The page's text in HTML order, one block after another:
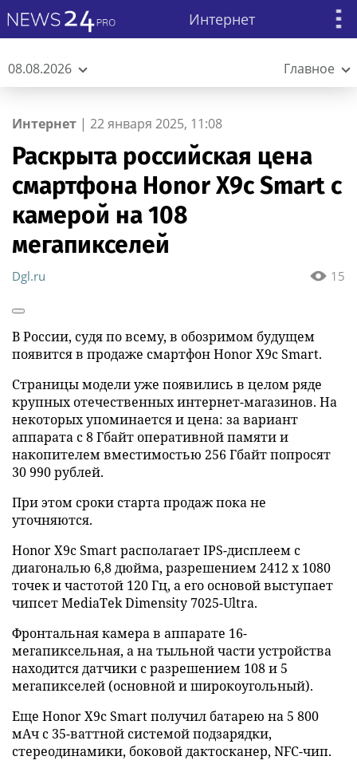
Интернет
08.08.2026 Главное
Интернет | 22 января 2025, 11:08
Раскрыта российская цена
смартфона Honor X9c Smart с
камерой на 108
мегапикселей
15
Dgl.ru
В России, судя по всему, в обозримом будущем
появится в продаже смартфон Honor X9c Smart.
Страницы модели уже появились в целом ряде
крупных отечественных интернет-магазинов. На
некоторых упоминается и цена: за вариант
аппарата с 8 Гбайт оперативной памяти и
накопителем вместимостью 256 Гбайт попросят
30 990 рублей.
При этом сроки старта продаж пока не
уточняются.
Honor X9c Smart располагает IPS-дисплеем с
диагональю 6,8 дюйма, разрешением 2412 х 1080
точек и частотой 120 Гц, а его основой выступает
чипсет MediaTek Dimensity 7025-Ultra.
Фронтальная камера в аппарате 16-
мегапиксельная, а на тыльной части устройства
находится датчики с разрешением 108 и 5
мегапикселей (основной и широкоугольный).
Еще Honor X9c Smart получил батарею на 5 800
мАч с 35-ваттной системой подзарядки,
стереодинамики, боковой дактосканер, NFC-чип.